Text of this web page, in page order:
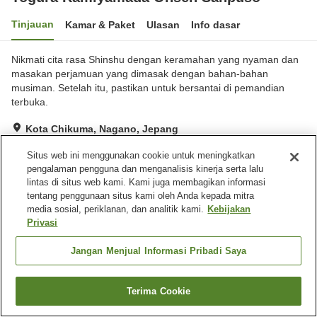
Tinjauan Kamar & Paket Ulasan Info dasar
Nikmati cita rasa Shinshu dengan keramahan yang nyaman dan
masakan perjamuan yang dimasak dengan bahan-bahan
musiman. Setelah itu, pastikan untuk bersantai di pemandian
terbuka.
Kota Chikuma, Nagano, Jepang
Hebat Ulasan:40
Fasilitas properti
Tempat parkir
Beranda Jepang Nagano
Kota Chikuma
Togura Kamiyamada Onsen SanpusoCari kamar
Situs web ini menggunakan cookie untuk meningkatkan
pengalaman pengguna dan menganalisis kinerja serta lalu
lintas di situs web kami. Kami juga membagikan informasi
tentang penggunaan situs kami oleh Anda kepada mitra
media sosial, periklanan, dan analitik kami. Kebijakan
Privasi
Jangan Menjual Informasi Pribadi Saya
Terima Cookie